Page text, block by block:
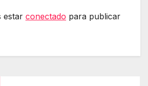
estar conectado para publicar